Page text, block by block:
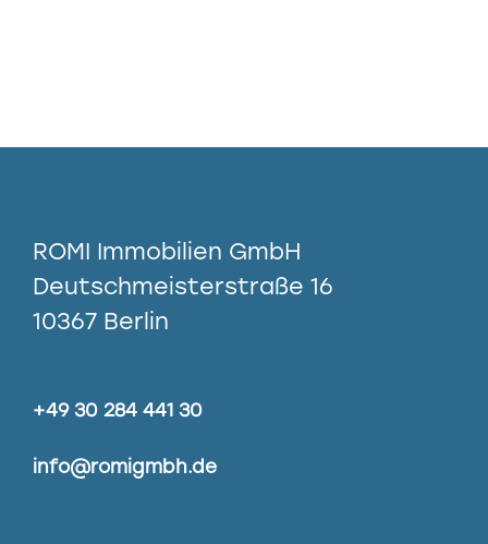
ROMI Immobilien GmbH
Deutschmeisterstraße 16
10367 Berlin
+49 30 284 441 30
info@romigmbh.de